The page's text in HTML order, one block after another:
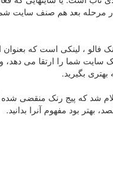
مرحله بعد هم صنف سایت شما
فالو ، لینکی است که
شما را ارتقا می دهد،
بگیرید.
شد که پیج رنک منقضی
بهتر بود مفهوم آنرا بدانید.